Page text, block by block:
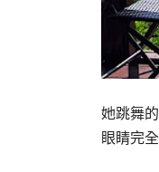
她跳舞
眼睛完